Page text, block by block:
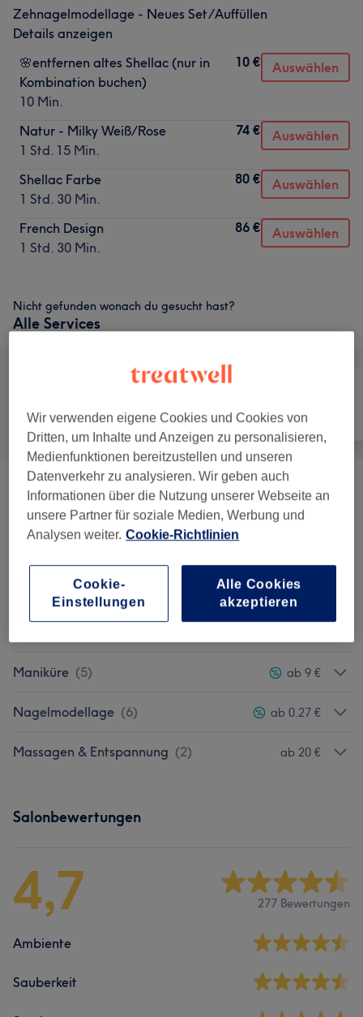
Zehnagelmodellage - Neues Set/Auffüllen
Details anzeigen
🌸entfernen altes Shellac (nur in
Kombination buchen)
10 Min.
10 € Auswählen
Natur - Milky Weiß/Rose
1 Std. 15 Min.
74 € Auswählen
Shellac Farbe
1 Std. 30 Min.
80 € Auswählen
French Design
1 Std. 30 Min.
86 € Auswählen
Nicht gefunden wonach du gesucht hast?
Alle Services
Alle Nägel
💝 MeTime- & Senioren-Angebot (60+) ( 2) ab 40 €
Entfernung (7)
Kosmetische Pediküre/Fußpflege (ohne
ab 9 €
Maniküre (5) ab 9 €
Nagelmodellage (6) ab 0,27 €
Massagen & Entspannung (2) ab 20 €
Salonbewertungen
4,7 277 Bewertungen
Ambiente
Sauberkeit
Wir verwenden eigene Cookies und Cookies von
Dritten, um Inhalte und Anzeigen zu personalisieren,
Medienfunktionen bereitzustellen und unseren
Datenverkehr zu analysieren. Wir geben auch
Informationen über die Nutzung unserer Webseite an
unsere Partner für soziale Medien, Werbung und
Analysen weiter. Cookie-Richtlinien
Alle Cookies
akzeptieren
Cookie-
Einstellungen